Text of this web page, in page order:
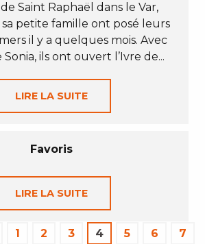
Saint Raphaël dans le Var,
petite famille ont posé leurs
il y a quelques mois. Avec
ils ont ouvert l’Ivre de...
LIRE LA SUITE
Favoris
LIRE LA SUITE
1 2 3 4 5 6 7